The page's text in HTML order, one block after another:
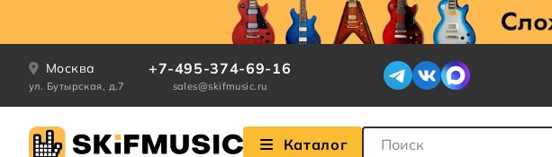
Москва
ул. Бутырская, д.7
+7-495-374-69-16
sales@skifmusic.ru
Каталог Поле для Поиска